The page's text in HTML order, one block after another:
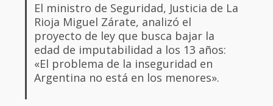
El ministro de Seguridad, Justicia de La
Rioja Miguel Zárate, analizó el
proyecto de ley que busca bajar la
edad de imputabilidad a los 13 años:
«El problema de la inseguridad en
Argentina no está en los menores».